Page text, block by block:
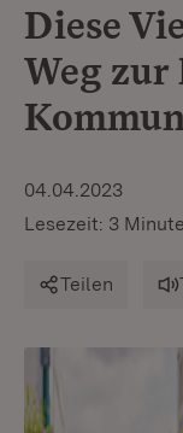
Diese
Weg
04.04.2023
Lesezeit: 3
Teilen